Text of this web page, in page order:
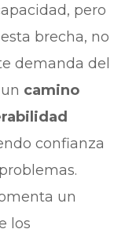
pero
brecha, no
demanda del
camino
confianza
un
los